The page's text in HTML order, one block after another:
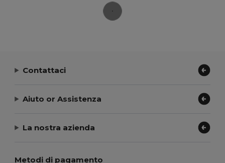
Contattaci
Aiuto or Assistenza
La nostra azienda
Metodi di pagamento